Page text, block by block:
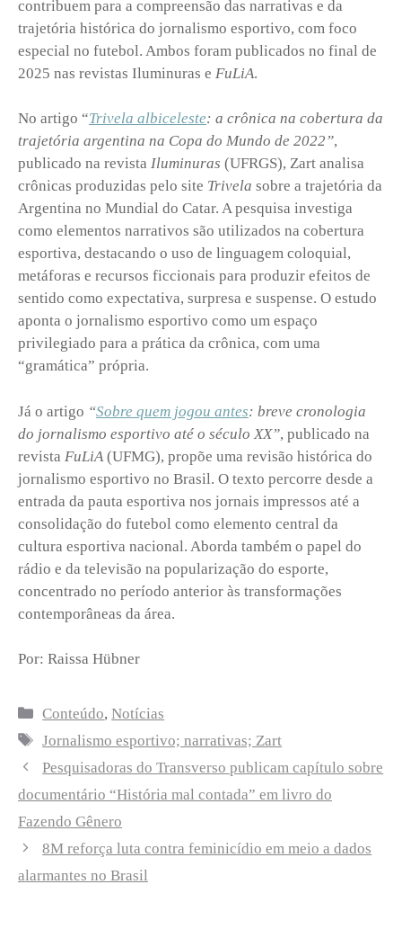
contribuem para a compreensão das narrativas e da
trajetória histórica do jornalismo esportivo, com foco
especial no futebol. Ambos foram publicados no final de
2025 nas revistas Iluminuras e FuLiA.
No artigo “Trivela albiceleste: a crônica na cobertura da
trajetória argentina na Copa do Mundo de 2022”,
publicado na revista Iluminuras (UFRGS), Zart analisa
crônicas produzidas pelo site Trivela sobre a trajetória da
Argentina no Mundial do Catar. A pesquisa investiga
como elementos narrativos são utilizados na cobertura
esportiva, destacando o uso de linguagem coloquial,
metáforas e recursos ficcionais para produzir efeitos de
sentido como expectativa, surpresa e suspense. O estudo
aponta o jornalismo esportivo como um espaço
privilegiado para a prática da crônica, com uma
“gramática” própria.
Já o artigo “Sobre quem jogou antes: breve cronologia
do jornalismo esportivo até o século XX”, publicado na
revista FuLiA (UFMG), propõe uma revisão histórica do
jornalismo esportivo no Brasil. O texto percorre desde a
entrada da pauta esportiva nos jornais impressos até a
consolidação do futebol como elemento central da
cultura esportiva nacional. Aborda também o papel do
rádio e da televisão na popularização do esporte,
concentrado no período anterior às transformações
contemporâneas da área.
Por: Raissa Hübner
Categorias
Conteúdo,Notícias
Tags
Jornalismo esportivo; narrativas; Zart
Pesquisadoras do Transverso publicam capítulo sobre
documentário “História mal contada” em livro do
Fazendo Gênero
8M reforça luta contra feminicídio em meio a dados
alarmantes no Brasil